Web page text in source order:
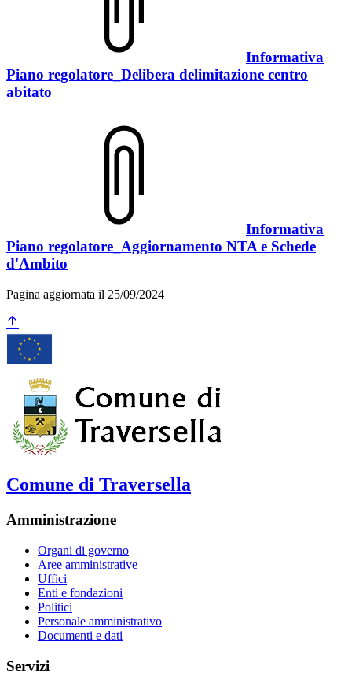
Informativa
Piano regolatore_Delibera delimitazione centro
abitato
Informativa
Piano regolatore_Aggiornamento NTA e Schede
d'Ambito
Pagina aggiornata il 25/09/2024
Comune di Traversella
Amministrazione
Organi di governo
Aree amministrative
Uffici
Enti e fondazioni
Politici
Personale amministrativo
Documenti e dati
Servizi